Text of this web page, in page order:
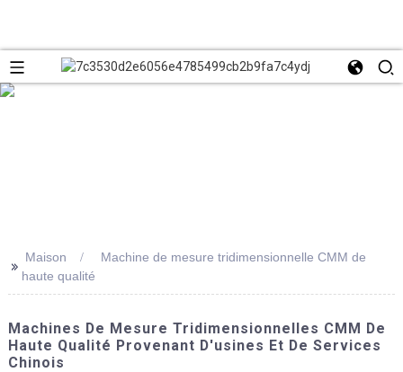
>> Maison
Machine de mesure tridimensionnelle CMM de
haute qualité
Machines De Mesure Tridimensionnelles CMM De
Haute Qualité Provenant D'usines Et De Services
Chinois